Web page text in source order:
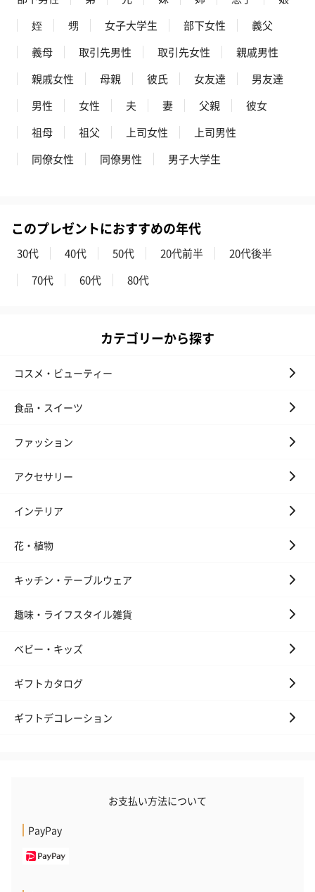
姪
甥 女子大学生 部下女性
義父
義母
取引先男性 取引先女性
親戚男性
親戚女性
母親 彼氏 女友達
男友達
男性
女性 夫 妻 父親
彼女
祖母
祖父 上司女性
上司男性
同僚女性
同僚男性 男子大学生
このプレゼントにおすすめの年代
30代 40代 50代 20代前半
20代後半
70代
60代 80代
カテゴリーから探す
コスメ・ビューティー
食品・スイーツ
ファッション
アクセサリー
インテリア
花・植物
キッチン・テーブルウェア
趣味・ライフスタイル雑貨
ベビー・キッズ
ギフトカタログ
ギフトデコレーション
お支払い方法について
PayPay